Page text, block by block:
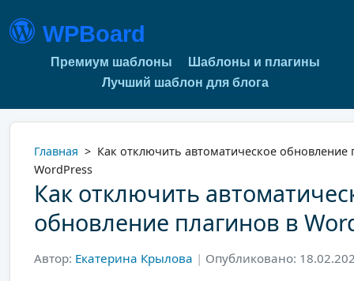
WPBoard
Премиум шаблоны
Шаблоны и плагины
Лучший шаблон для блога
Главная > Как отключить автоматическое обновление
WordPress
Как отключить
обновление плагинов в
Автор: Екатерина Крылова | Опубликовано: